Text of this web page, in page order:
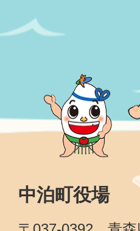
中泊町役場